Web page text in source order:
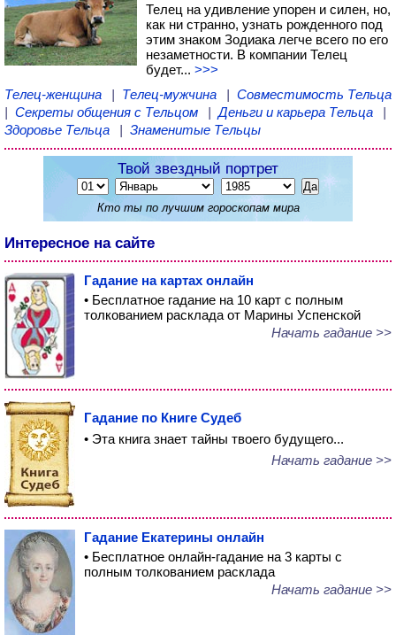
Телец на удивление упорен и силен, но,
как ни странно, узнать рожденного под
этим знаком Зодиака легче всего по его
незаметности. В компании Телец
будет... >>>
Телец-женщина
| Телец-мужчина | Совместимость Тельца
| Секреты общения с Тельцом |Деньги и карьера Тельца
|
Здоровье Тельца
| Знаменитые Тельцы
Твой звездный портрет
Кто ты по лучшим гороскопам мира
Интересное на сайте
Гадание на картах онлайн
• Бесплатное гадание на 10 карт с полным
толкованием расклада от Марины Успенской
Начать гадание >>
Гадание по Книге Судеб
• Эта книга знает тайны твоего будущего...
Начать гадание >>
Гадание Екатерины онлайн
• Бесплатное онлайн-гадание на 3 карты с
полным толкованием расклада
Начать гадание >>